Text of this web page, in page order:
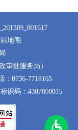
地图
审批服务局）
：0736-7718165
识码：4307000015